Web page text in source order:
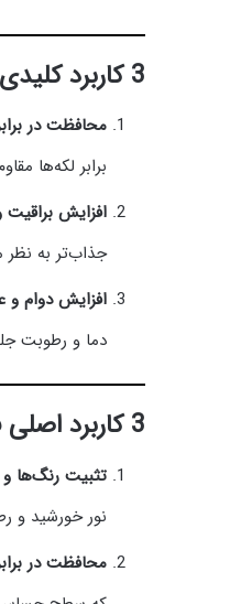
3 کاربرد کلیدی روغن مونو در کاشی و سرامیک
محافظت در
برابر لکه‌ها
افزایش
جذاب‌تر به نظر
افزایش دوام و
دما و رطوبت
3 کاربرد اصلی فیکساتیو در کاشی و سرامیک
تثبیت رنگ‌ها
نور خورشید و
محافظت در